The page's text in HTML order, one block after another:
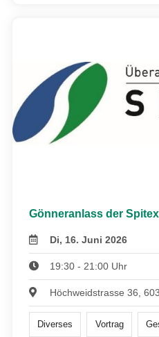
Gönneranlass der
Di, 16. Juni 2026
19:30 - 21:00 Uhr
Höchweidstrasse 36,
Diverses Vortrag